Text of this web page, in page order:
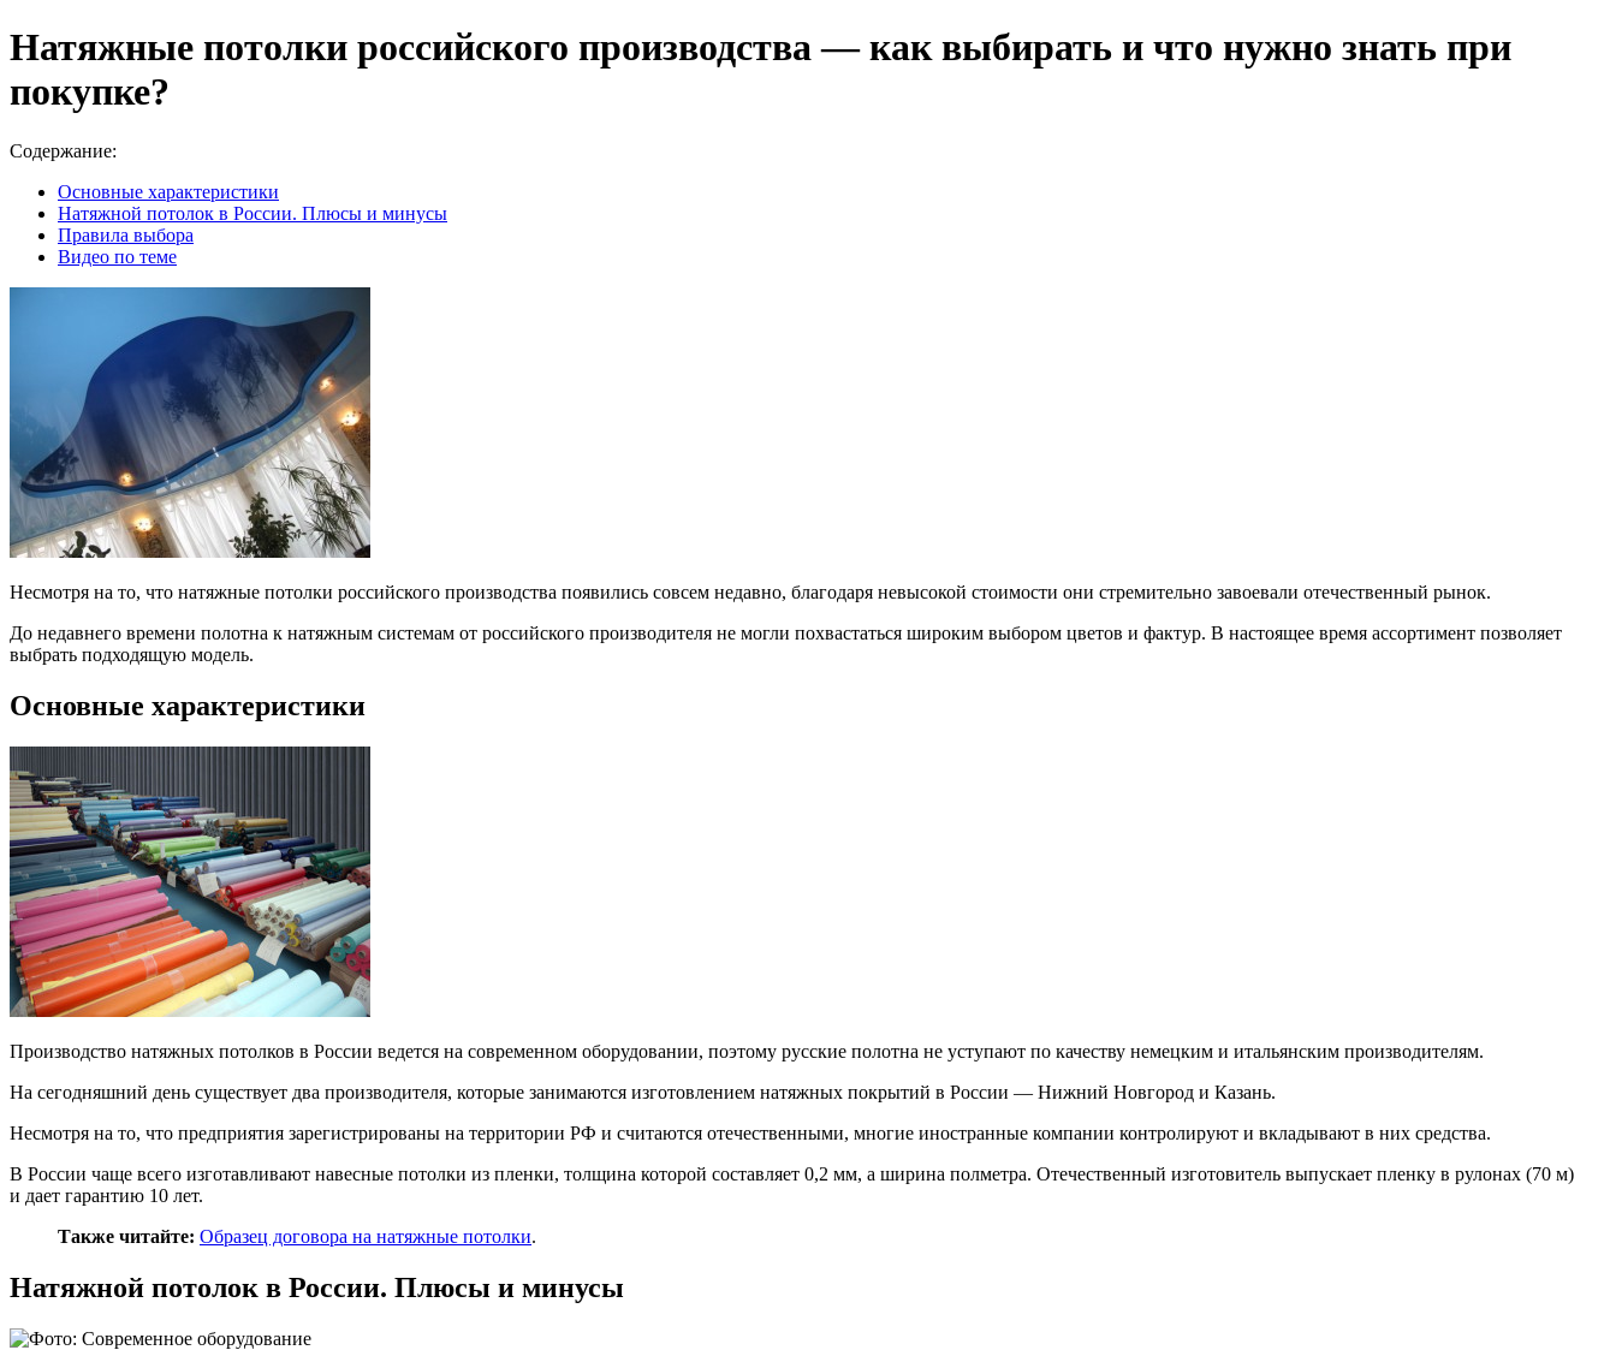
Натяжные потолки российского производства — как выбирать и что нужно знать при
покупке?
Содержание:
Основные характеристики
Натяжной потолок в России. Плюсы и минусы
Правила выбора
Видео по теме
Несмотря на то, что натяжные потолки российского производства появились совсем недавно, благодаря невысокой стоимости они стремительно завоевали отечественный рынок.
До недавнего времени полотна к натяжным системам от российского производителя не могли похвастаться широким выбором цветов и фактур. В настоящее время ассортимент позволяет
выбрать подходящую модель.
Основные характеристики
Производство натяжных потолков в России ведется на современном оборудовании, поэтому русские полотна не уступают по качеству немецким и итальянским производителям.
На сегодняшний день существует два производителя, которые занимаются изготовлением натяжных покрытий в России — Нижний Новгород и Казань.
Несмотря на то, что предприятия зарегистрированы на территории РФ и считаются отечественными, многие иностранные компании контролируют и вкладывают в них средства.
В России чаще всего изготавливают навесные потолки из пленки, толщина которой составляет 0,2 мм, а ширина полметра. Отечественный изготовитель выпускает пленку в рулонах (70 м)
и дает гарантию 10 лет.
Также читайте: Образец договора на натяжные потолки.
Натяжной потолок в России. Плюсы и минусы